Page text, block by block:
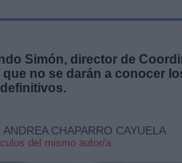
Simón, director de
que no se darán a conocer
ANDREA CHAPARRO CAYUELA
del mismo autor/a